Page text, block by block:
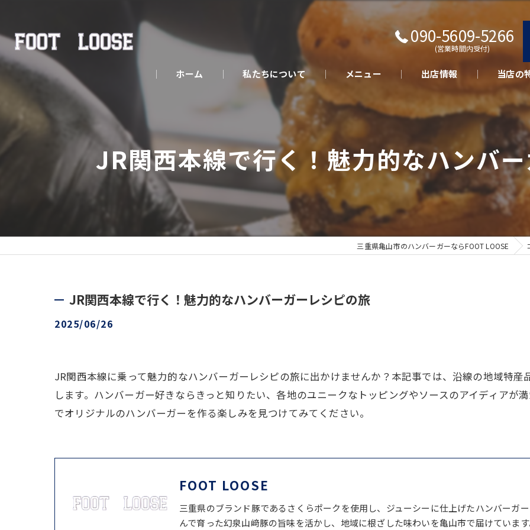
090-5609-5266
(営業時間内受付)
ホーム 私たちについて メニュー 出店情報 当店の
キッチン
テイクア
さくらポ
美味しい
JR関西本線で行く！魅力的なハンバ
三重県亀山市のハンバーガーならFOOT LOOSE
JR関西本線で行く！魅力的なハンバーガーレシピの旅
2025/06/26
JR関西本線に乗って魅力的なハンバーガーレシピの旅に出かけませんか？本記事では、沿線の地域特
します。ハンバーガー好きならきっと知りたい、各地のユニークなトッピングやソースのアイディアが
でオリジナルのハンバーガーを作る楽しみを見つけてみてください。
FOOT LOOSE
三重県のブランド豚であるさくらポークを使用し、ジューシーに仕上げたハンバーガ
んで育った幻泉山﨑豚の旨味を活かし、地域に根ざした味わいを亀山市で届けていま